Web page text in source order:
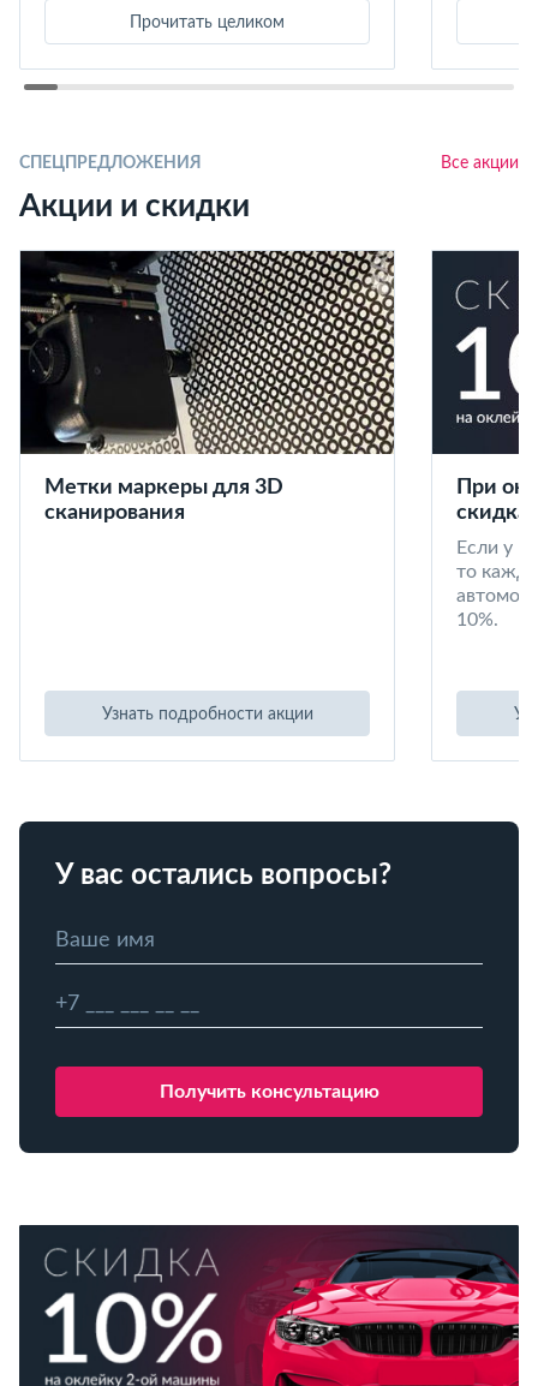
Прочитать целиком
СПЕЦПРЕДЛОЖЕНИЯ Все акции
Акции и скидки
Метки маркеры для 3D
сканирования
Узнать подробности акции
При
скидка
Если у
то
10%.
У вас остались вопросы?